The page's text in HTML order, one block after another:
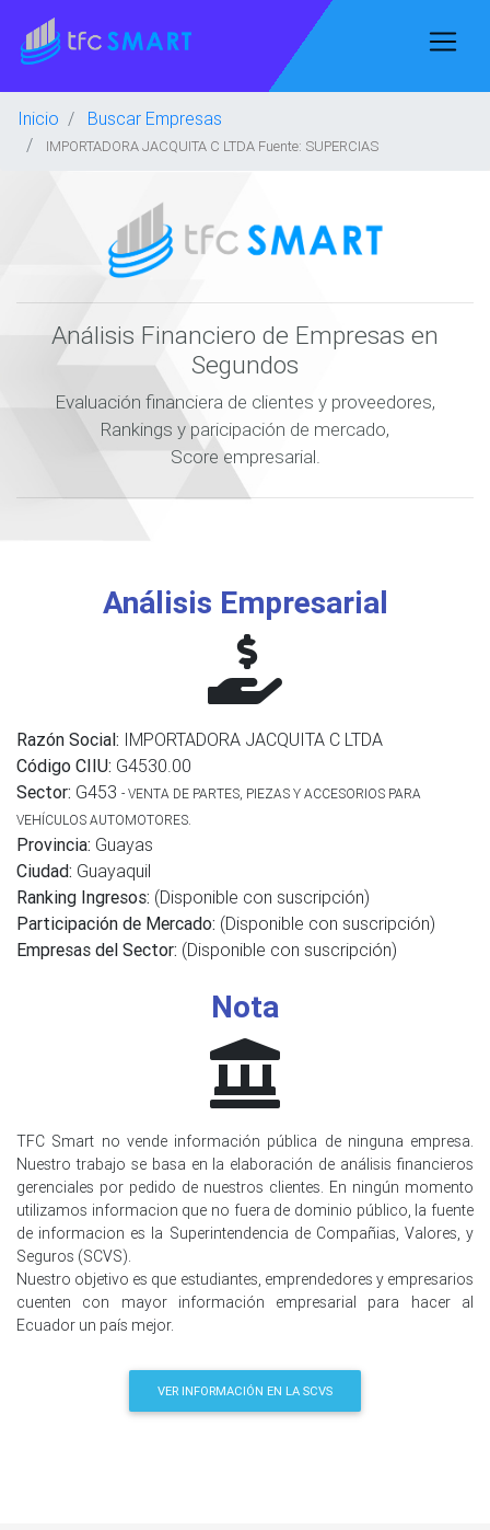
Inicio Buscar Empresas
IMPORTADORA JACQUITA C LTDA Fuente: SUPERCIAS
Análisis Financiero de Empresas en
Segundos
Evaluación financiera de clientes y proveedores,
Rankings y paricipación de mercado,
Score empresarial.
Análisis Empresarial
Razón Social: IMPORTADORA JACQUITA C LTDA
Código CIIU: G4530.00
Sector: G453 - VENTA DE PARTES, PIEZAS Y ACCESORIOS PARA
VEHÍCULOS AUTOMOTORES.
Provincia: Guayas
Ciudad: Guayaquil
Ranking Ingresos: (Disponible con suscripción)
Participación de Mercado: (Disponible con suscripción)
Empresas del Sector: (Disponible con suscripción)
Nota
TFC Smart no vende información pública de ninguna empresa.
Nuestro trabajo se basa en la elaboración de análisis financieros
gerenciales por pedido de nuestros clientes. En ningún momento
utilizamos informacion que no fuera de dominio público, la fuente
de informacion es la Superintendencia de Compañias, Valores, y
Seguros (SCVS).
Nuestro objetivo es que estudiantes, emprendedores y empresarios
cuenten con mayor información empresarial para hacer al
Ecuador un país mejor.
VER INFORMACIÓN EN LA SCVS